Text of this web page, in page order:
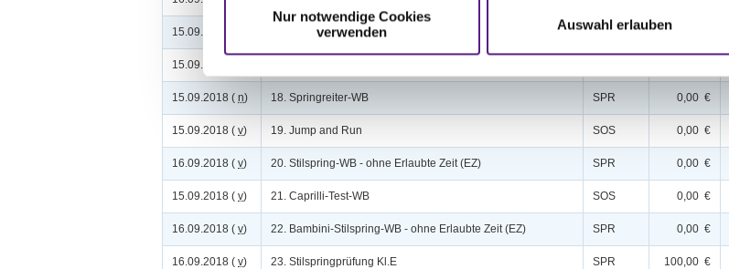
Nur notwendige Cookies
verwenden
Auswahl erlauben
15.09.2018 ( 16. Dressurreiterprüfung Kl.A DRE 150,00 €
15.09.2018 (
15.09.2018 ( n) 18. Springreiter-WB SPR 0,00 €
15.09.2018 ( v) 19. Jump and Run SOS 0,00 €
16.09.2018 ( v) 20. Stilspring-WB - ohne Erlaubte Zeit (EZ) SPR 0,00 €
15.09.2018 ( v) 21. Caprilli-Test-WB SOS 0,00 €
16.09.2018 ( v) 22. Bambini-Stilspring-WB - ohne Erlaubte Zeit (EZ) SPR 0,00 €
16.09.2018 ( v) 23. Stilspringprüfung Kl.E SPR 100,00 €